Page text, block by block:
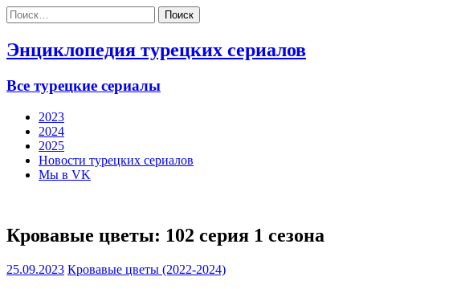
Найти:
Энциклопедия турецких сериалов
Все турецкие сериалы
2023
2024
2025
Новости турецких сериалов
Мы в VK
Кровавые цветы: 102 серия 1 сезона
25.09.2023 Кровавые цветы (2022-2024)